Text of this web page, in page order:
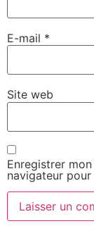
E-mail *
Site web
Enregistrer
navigateur